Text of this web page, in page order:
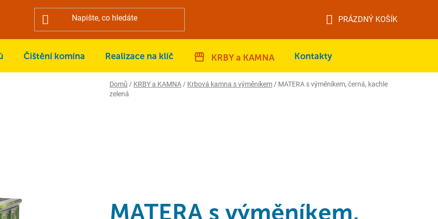
KOŠÍK
PRÁZDNÝ KOŠÍK
Čištění komína Realizace na klíč KRBY a KAMNA Kontakty
Domů / KRBY a KAMNA / Krbová kamna s výměníkem / MATERA s výměníkem, černá, kachle
zelená
MATERA s výměníkem,